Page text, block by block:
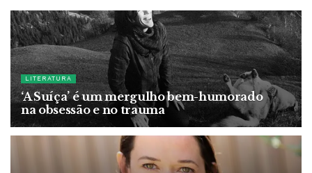
LITERATURA
‘A Suíça’ é um mergulho bem-humorado
na obsessão e no trauma